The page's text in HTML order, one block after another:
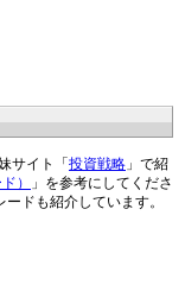
サイト「 投資戦略 」で紹
）
」を参考にしてくださ
ドも紹介しています。